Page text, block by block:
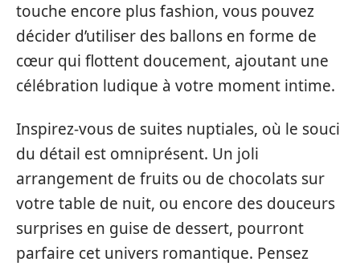
touche encore plus fashion, vous pouvez
décider d’utiliser des ballons en forme de
cœur qui flottent doucement, ajoutant une
célébration ludique à votre moment intime.
Inspirez-vous de suites nuptiales, où le souci
du détail est omniprésent. Un joli
arrangement de fruits ou de chocolats sur
votre table de nuit, ou encore des douceurs
surprises en guise de dessert, pourront
parfaire cet univers romantique. Pensez